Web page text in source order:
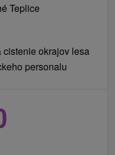
Teplice
cistenie okrajov lesa
personalu